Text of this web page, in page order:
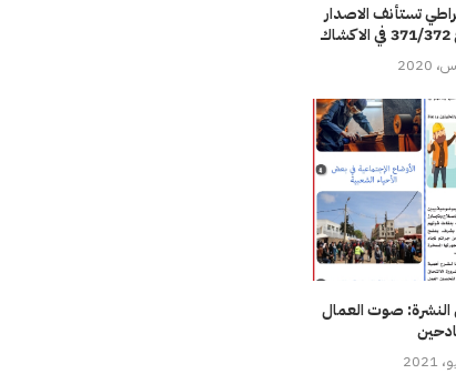
تستأنف الاصدار
العدد 35 من النشرة: صوت العمال